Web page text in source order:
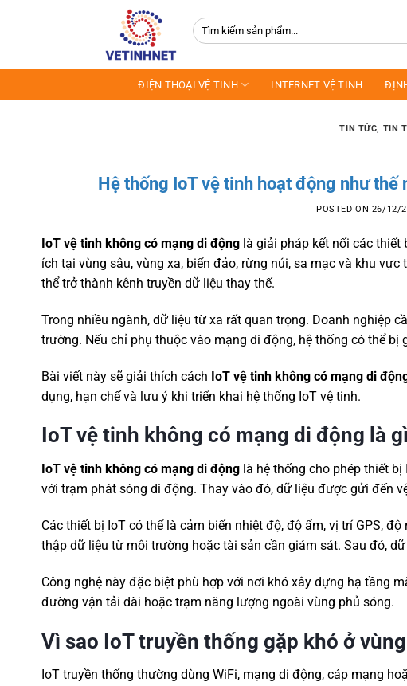
Tìm
kiếm:
ĐIỆN THOẠI VỆ TINH INTERNET VỆ TINH
TIN TỨC, TIN
Hệ thống IoT vệ tinh hoạt động như
POSTED ON 26/12/
IoT vệ tinh không có mạng di động là giải pháp kết nối các thiết
ích tại vùng sâu, vùng xa, biển đảo, rừng núi, sa mạc và khu
thể trở thành kênh truyền dữ liệu thay thế.
Trong nhiều ngành, dữ liệu từ xa rất quan trọng. Doanh nghiệp
trường. Nếu chỉ phụ thuộc vào mạng di động, hệ thống có thể
Bài viết này sẽ giải thích cách IoT vệ tinh không có mạng di
dụng, hạn chế và lưu ý khi triển khai hệ thống IoT vệ tinh.
IoT vệ tinh không có mạng di động là
IoT vệ tinh không có mạng di động là hệ thống cho phép thiết
với trạm phát sóng di động. Thay vào đó, dữ liệu được gửi đến
Các thiết bị IoT có thể là cảm biến nhiệt độ, độ ẩm, vị trí GPS,
thập dữ liệu từ môi trường hoặc tài sản cần giám sát. Sau đó,
Công nghệ này đặc biệt phù hợp với nơi khó xây dựng hạ tầng
đường vận tải dài hoặc trạm năng lượng ngoài vùng phủ sóng.
Vì sao IoT truyền thống gặp khó ở
IoT truyền thống thường dùng WiFi, mạng di động, cáp mạng